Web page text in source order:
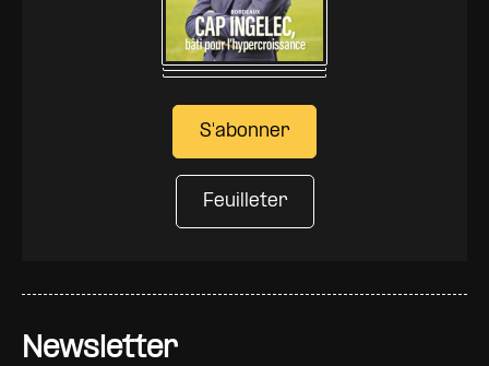
Newsletter
S'abonner
Feuilleter